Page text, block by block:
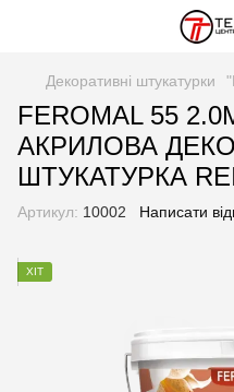
Декоративні штукатурки
FEROMAL 55
АКРИЛОВА
ШТУКАТУРКА
Артикул: 10002 Написати
ХІТ